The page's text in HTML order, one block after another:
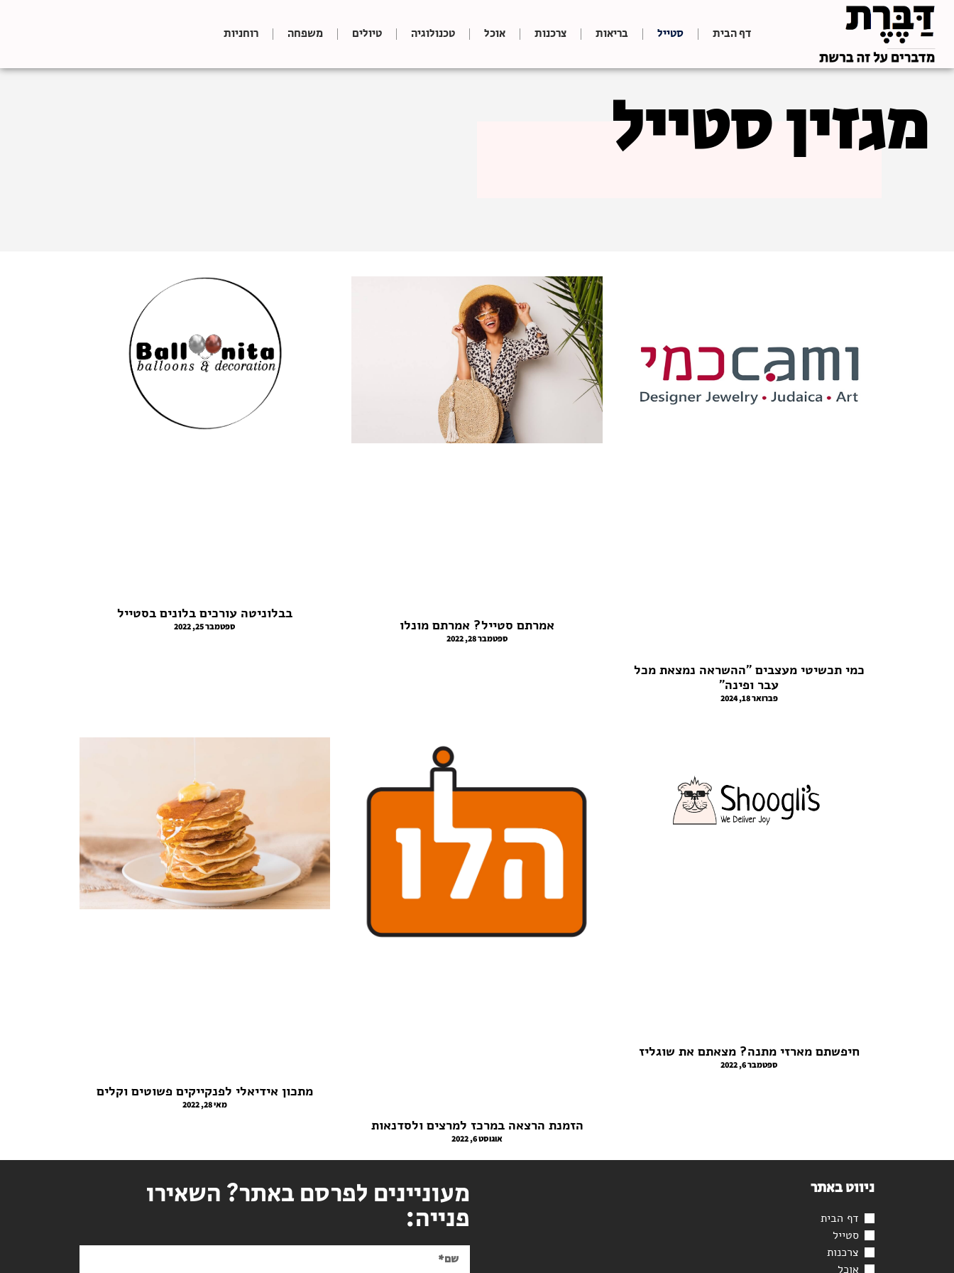
דף הבית סטייל בריאות צרכנות אוכל טכנולוגיה טיולים משפחה רוחניות
מגזין סטייל
כמי תכשיטי מעצבים "ההשראה נמצאת מכל
עבר ופינה"
פברואר 18, 2024
אמרתם סטייל? אמרתם מונלו
ספטמבר 28, 2022
בבלוניטה עורכים בלונים בסטייל
ספטמבר 25, 2022
חיפשתם מארזי מתנה? מצאתם את שוגליז
ספטמבר 6, 2022
הזמנת הרצאה במרכז למרצים ולסדנאות
אוגוסט 6, 2022
מתכון אידיאלי לפנקייקים פשוטים וקלים
מאי 28, 2022
ניווט באתר
דף הבית
סטייל
צרכנות
אוכל
מעוניינים לפרסם באתר? השאירו
פנייה: